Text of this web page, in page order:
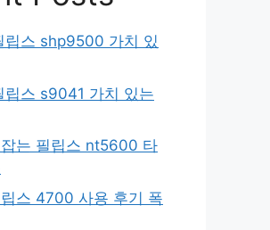
립스 shp9500 가치 있
립스 s9041 가치 있는
는 필립스 nt5600 타
스 4700 사용 후기 폭